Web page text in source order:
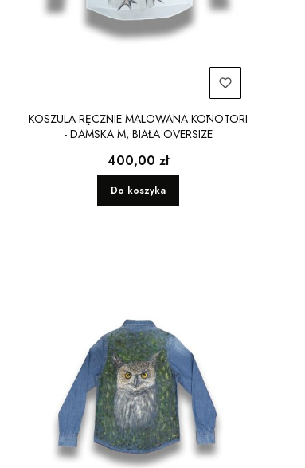
KOSZULA RĘCZNIE MALOWANA KŌNOTORI
- DAMSKA M, BIAŁA OVERSIZE
Cena
400,00 zł
Do koszyka